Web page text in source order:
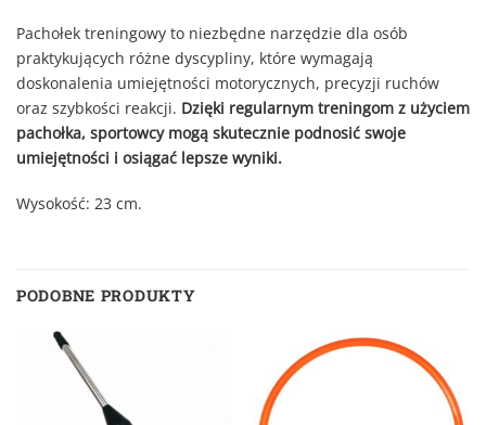
Pachołek treningowy to niezbędne narzędzie dla osób
praktykujących różne dyscypliny, które wymagają
doskonalenia umiejętności motorycznych, precyzji ruchów
oraz szybkości reakcji. Dzięki regularnym treningom z użyciem
pachołka, sportowcy mogą skutecznie podnosić swoje
umiejętności i osiągać lepsze wyniki.
Wysokość: 23 cm.
PODOBNE PRODUKTY